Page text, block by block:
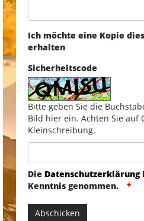
Ich möchte eine Kopie
erhalten
Sicherheitscode
Bitte geben Sie die
Bild hier ein. Achten Sie auf
Kleinschreibung.
Die Datenschutzerklärung
Kenntnis genommen.
Abschicken